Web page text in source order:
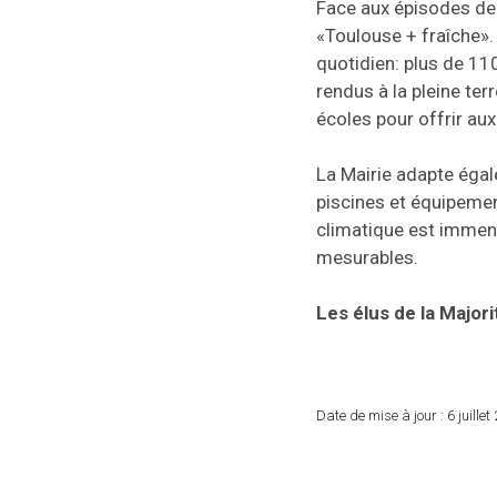
Face aux épisodes
«Toulouse +
quotidien: plus de
rendus à la pleine
écoles pour offrir
La Mairie adapte
piscines et
climatique est
mesurables.
Les élus de la
Date de mise à jour : 6 juillet